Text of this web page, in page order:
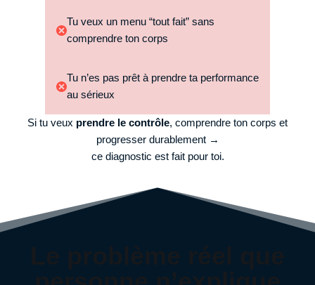
Tu veux un menu “tout fait” sans
comprendre ton corps
Tu n’es pas prêt à prendre ta performance
au sérieux
Si tu veux prendre le contrôle, comprendre ton corps et
progresser durablement →
ce diagnostic est fait pour toi.